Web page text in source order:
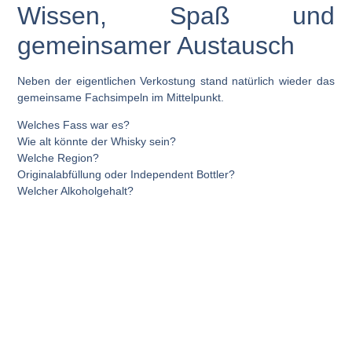
Wissen, Spaß und
gemeinsamer Austausch
Neben der eigentlichen Verkostung stand natürlich wieder das
gemeinsame Fachsimpeln im Mittelpunkt.
Welches Fass war es?
Wie alt könnte der Whisky sein?
Welche Region?
Originalabfüllung oder Independent Bottler?
Welcher Alkoholgehalt?